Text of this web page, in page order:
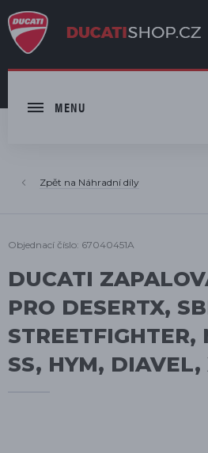
MENU
Náhradní díly
Objednací číslo: 67040451A
DUCATI
PRO DESERTX,
STREETFIGHTER,
SS, HYM,